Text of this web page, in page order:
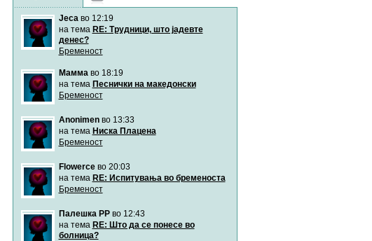
Jecaво 12:19
на тема RE: Трудници, што јадевте
денес?
Бременост
Маммаво 18:19
на тема Песнички на македонски
Бременост
Anonimenво 13:33
на тема Ниска Плацена
Бременост
Flowerceво 20:03
на тема RE: Испитувања во бременоста
Бременост
Палешка РРво 12:43
на тема RE: Што да се понесе во
болница?